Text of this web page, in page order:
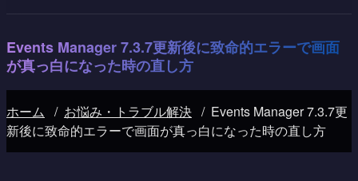
Events Manager 7.3.7更新後に致命的エラーで画面
が真っ白になった時の直し方
ホーム / お悩み・トラブル解決 / Events Manager 7.3.7更
新後に致命的エラーで画面が真っ白になった時の直し方